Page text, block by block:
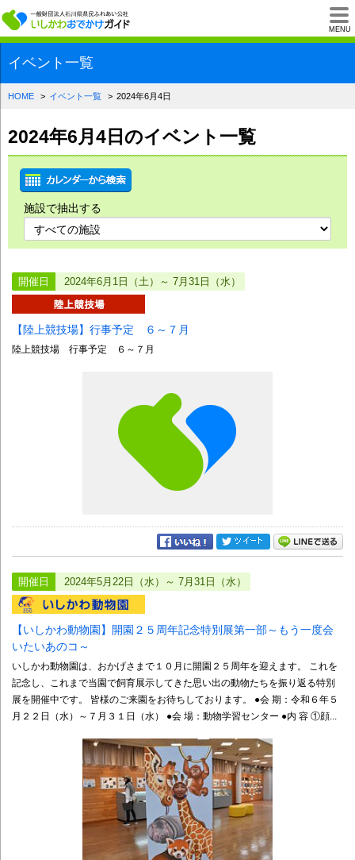
MENU
一般財団法人石川
イベント一覧
HOME イベント一覧 2024年6月4日
2024年6月4日のイベント一覧
施設で抽出する
開催日 2024年6月1日（土）～ 7月31日（水）
【陸上競技場】行事予定 ６～７月
陸上競技場 行事予定 ６～７月
開催日 2024年5月22日（水）～ 7月31日（水）
【いしかわ動物園】開園２５周年記念特別展第一部～もう一度会
いたいあのコ～
いしかわ動物園は、おかげさまで１０月に開園２５周年を迎えます。 これを
記念し、これまで当園で飼育展示してきた思い出の動物たちを振り返る特別
展を開催中です。 皆様のご来園をお待ちしております。 ●会 期：令和６年５
月２２日（水）～７月３１日（水） ●会 場：動物学習センター ●内 容 ①顔...